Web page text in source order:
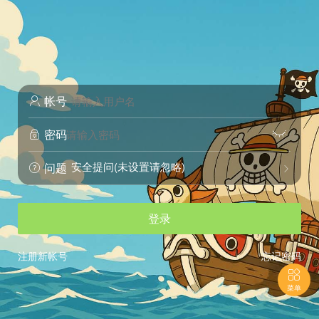
 帐号
 密码 
 问题 
安全提问(未设置请忽略)
登录
忘记密码
注册新帐号

菜单